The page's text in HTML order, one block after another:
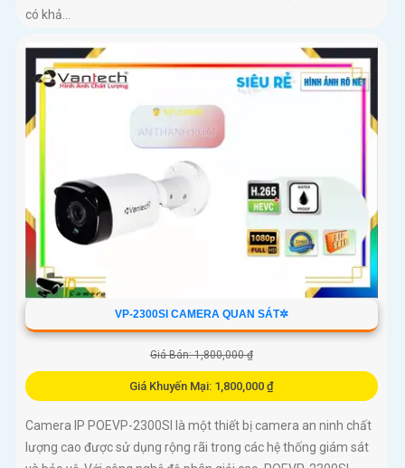
có khả...
VP-2300SI CAMERA QUAN SÁT✲
Giá Bán: 1,800,000 ₫
Giá Khuyến Mại: 1,800,000 ₫
Camera IP POEVP-2300SI là một thiết bị camera an ninh chất
lượng cao được sử dụng rộng rãi trong các hệ thống giám sát